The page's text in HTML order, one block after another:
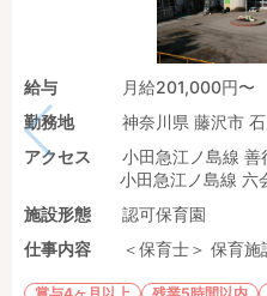
給与
月給201,000円〜
勤務地
神奈川県 藤沢市
アクセス
小田急江ノ島線
小田急江ノ島線 六
施設形態
認可保育園
仕事内容
＜保育士＞ 保育